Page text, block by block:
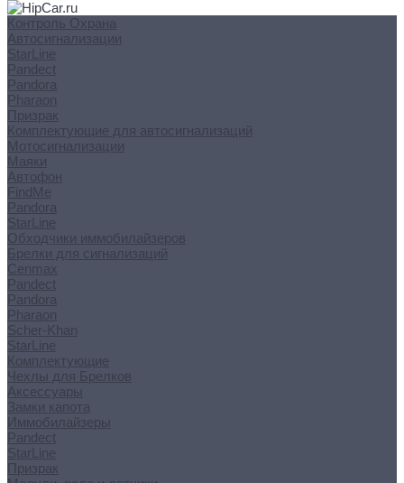
Контроль Охрана
Автосигнализации
StarLine
Pandect
Pandora
Pharaon
Призрак
Комплектующие для автосигнализаций
Мотосигнализации
Маяки
Автофон
FindMe
Pandora
StarLine
Обходчики иммобилайзеров
Брелки для сигнализаций
Cenmax
Pandect
Pandora
Pharaon
Scher-Khan
StarLine
Комплектующие
Чехлы для Брелков
Аксессуары
Замки капота
Иммобилайзеры
Pandect
StarLine
Призрак